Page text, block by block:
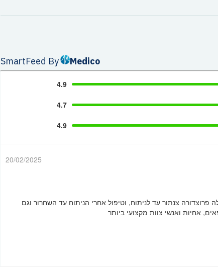
SmartFeed By Medico